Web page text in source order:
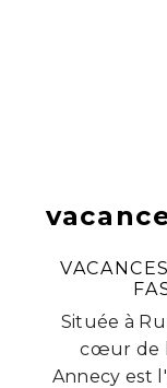
Située à
cœur de
Annecy est